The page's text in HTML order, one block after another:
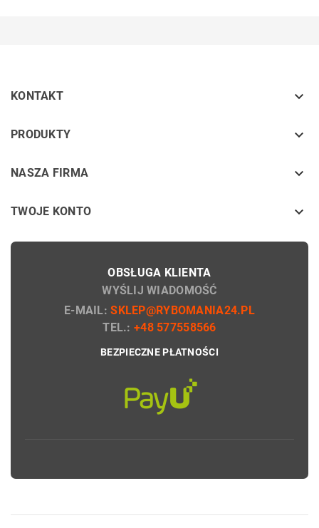
KONTAKT 
PRODUKTY keyboard_arrow_down
NASZA FIRMA keyboard_arrow_down
TWOJE KONTO 
OBSŁUGA KLIENTA
WYŚLIJ WIADOMOŚĆ
E-MAIL:SKLEP@RYBOMANIA24.PL
TEL.:+48 577558566
BEZPIECZNE PŁATNOŚCI